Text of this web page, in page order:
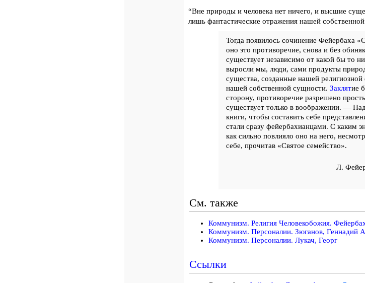
“Вне природы и человека нет ничего, и высшие
лишь фантастические отражения нашей
Тогда появилось сочинение Фейербаха
оно это противоречие, снова и без
существует независимо от какой бы то
выросли мы, люди, сами продукты
существа, созданные нашей
нашей собственной сущности. Заклятие
сторону, противоречие разрешено
существует только в воображении. —
книги, чтобы составить себе
стали сразу фейербахианцами. С каким
как сильно повлияло оно на него,
себе, прочитав «Святое семейство».
Л.
См. также
Коммунизм. Религия Человекобожия.
Коммунизм. Персоналии. Зюганов, Геннадий
Коммунизм. Персоналии. Лукач, Георг
Ссылки